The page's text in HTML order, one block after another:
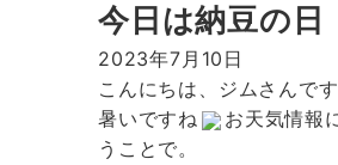
今日は納豆の日
2023年7月10日
こんにちは、ジムさんです
暑いですね
お天気情報
うことで。